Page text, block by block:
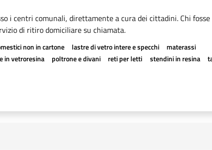
i centri comunali, direttamente a cura dei cittadini. Chi
di ritiro domiciliare su chiamata.
non in cartone lastre di vetro intere e specchi
materassi
in vetroresina poltrone e divani reti per letti stendini in resina